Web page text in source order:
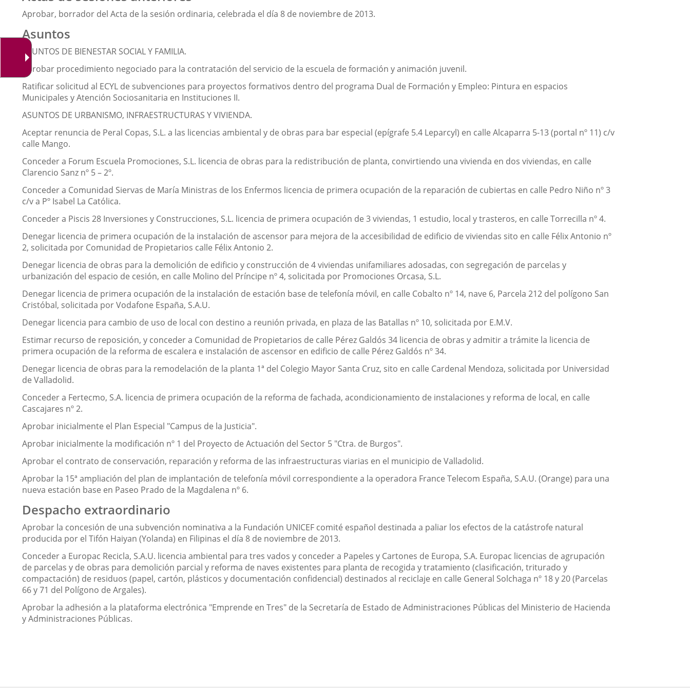
Aprobar, borrador del Acta de la sesión ordinaria, celebrada el día 8 de noviembre de 2013.
Asuntos
ASUNTOS DE BIENESTAR SOCIAL Y FAMILIA.
Aprobar procedimiento negociado para la contratación del servicio de la escuela de formación y animación juvenil.
Ratificar solicitud al ECYL de subvenciones para proyectos formativos dentro del programa Dual de Formación y Empleo: Pintura en espacios
Municipales y Atención Sociosanitaria en Instituciones II.
ASUNTOS DE URBANISMO, INFRAESTRUCTURAS Y VIVIENDA.
Aceptar renuncia de Peral Copas, S.L. a las licencias ambiental y de obras para bar especial (epígrafe 5.4 Leparcyl) en calle Alcaparra 5-13 (portal nº 11) c/v
calle Mango.
Conceder a Forum Escuela Promociones, S.L. licencia de obras para la redistribución de planta, convirtiendo una vivienda en dos viviendas, en calle
Clarencio Sanz nº 5 – 2º.
Conceder a Comunidad Siervas de María Ministras de los Enfermos licencia de primera ocupación de la reparación de cubiertas en calle Pedro Niño nº 3
c/v a Pº Isabel La Católica.
Conceder a Piscis 28 Inversiones y Construcciones, S.L. licencia de primera ocupación de 3 viviendas, 1 estudio, local y trasteros, en calle Torrecilla nº 4.
Denegar licencia de primera ocupación de la instalación de ascensor para mejora de la accesibilidad de edificio de viviendas sito en calle Félix Antonio nº
2, solicitada por Comunidad de Propietarios calle Félix Antonio 2.
Denegar licencia de obras para la demolición de edificio y construcción de 4 viviendas unifamiliares adosadas, con segregación de parcelas y
urbanización del espacio de cesión, en calle Molino del Príncipe nº 4, solicitada por Promociones Orcasa, S.L.
Denegar licencia de primera ocupación de la instalación de estación base de telefonía móvil, en calle Cobalto nº 14, nave 6, Parcela 212 del polígono San
Cristóbal, solicitada por Vodafone España, S.A.U.
Denegar licencia para cambio de uso de local con destino a reunión privada, en plaza de las Batallas nº 10, solicitada por E.M.V.
Estimar recurso de reposición, y conceder a Comunidad de Propietarios de calle Pérez Galdós 34 licencia de obras y admitir a trámite la licencia de
primera ocupación de la reforma de escalera e instalación de ascensor en edificio de calle Pérez Galdós nº 34.
Denegar licencia de obras para la remodelación de la planta 1ª del Colegio Mayor Santa Cruz, sito en calle Cardenal Mendoza, solicitada por Universidad
de Valladolid.
Conceder a Fertecmo, S.A. licencia de primera ocupación de la reforma de fachada, acondicionamiento de instalaciones y reforma de local, en calle
Cascajares nº 2.
Aprobar inicialmente el Plan Especial "Campus de la Justicia".
Aprobar inicialmente la modificación nº 1 del Proyecto de Actuación del Sector 5 "Ctra. de Burgos".
Aprobar el contrato de conservación, reparación y reforma de las infraestructuras viarias en el municipio de Valladolid.
Aprobar la 15ª ampliación del plan de implantación de telefonía móvil correspondiente a la operadora France Telecom España, S.A.U. (Orange) para una
nueva estación base en Paseo Prado de la Magdalena nº 6.
Despacho extraordinario
Aprobar la concesión de una subvención nominativa a la Fundación UNICEF comité español destinada a paliar los efectos de la catástrofe natural
producida por el Tifón Haiyan (Yolanda) en Filipinas el día 8 de noviembre de 2013.
Conceder a Europac Recicla, S.A.U. licencia ambiental para tres vados y conceder a Papeles y Cartones de Europa, S.A. Europac licencias de agrupación
de parcelas y de obras para demolición parcial y reforma de naves existentes para planta de recogida y tratamiento (clasificación, triturado y
compactación) de residuos (papel, cartón, plásticos y documentación confidencial) destinados al reciclaje en calle General Solchaga nº 18 y 20 (Parcelas
66 y 71 del Polígono de Argales).
Aprobar la adhesión a la plataforma electrónica "Emprende en Tres" de la Secretaría de Estado de Administraciones Públicas del Ministerio de Hacienda
y Administraciones Públicas.